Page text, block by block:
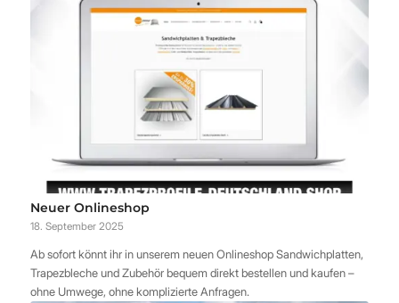
Neuer Onlineshop
18. September 2025
Ab sofort könnt ihr in unserem neuen Onlineshop Sandwichplatten,
Trapezbleche und Zubehör bequem direkt bestellen und kaufen –
ohne Umwege, ohne komplizierte Anfragen.